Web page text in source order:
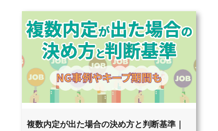
複数内定が出た場合の決め方と判断基準｜